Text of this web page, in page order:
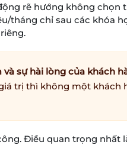
rẽ hướng không chọn
tháng chỉ sau các khóa
sự hài lòng của khách
trị thì không một khách
Điều quan trọng